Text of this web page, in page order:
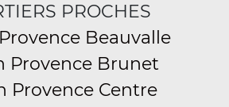
PROCHES
Beauvalle
Provence Brunet
Provence Centre